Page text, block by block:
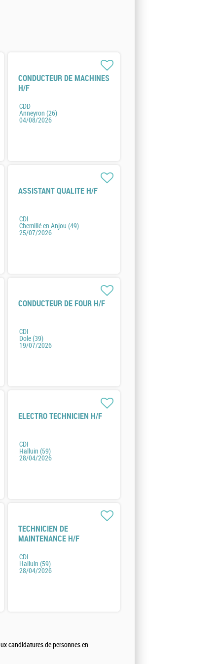
CONDUCTEUR DE MACHINES
H/F
CDD
Anneyron (26)
04/08/2026
ASSISTANT QUALITE H/F
CDI
Chemillé en Anjou (49)
25/07/2026
CONDUCTEUR DE FOUR H/F
CDI
Dole (39)
19/07/2026
ELECTRO TECHNICIEN H/F
CDI
Halluin (59)
28/04/2026
TECHNICIEN DE
MAINTENANCE H/F
CDI
Halluin (59)
28/04/2026
candidatures de personnes en